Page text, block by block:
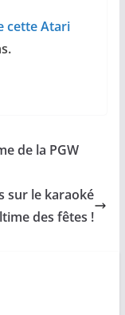
cette Atari
de la PGW
sur le karaoké
des fêtes !